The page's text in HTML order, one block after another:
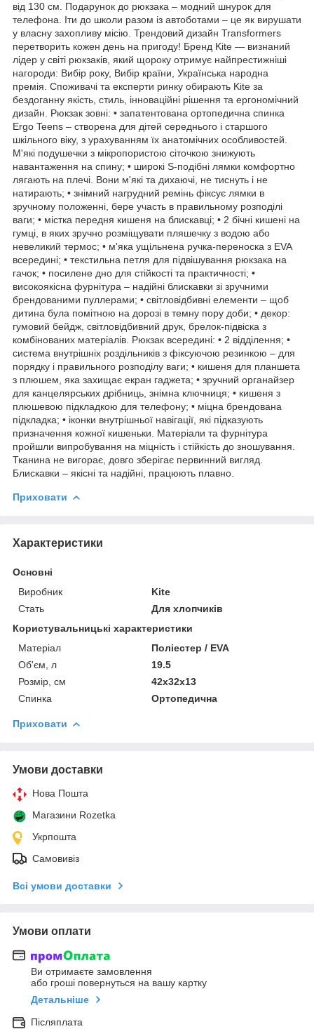
від 130 см. Подарунок до рюкзака – модний шнурок для
телефона. Іти до школи разом із автоботами – це як вирушати
у власну захопливу місію. Трендовий дизайн Transformers
перетворить кожен день на пригоду! Бренд Kite — визнаний
лідер у світі рюкзаків, який щороку отримує найпрестижніші
нагороди: Вибір року, Вибір країни, Українська народна
премія. Споживачі та експерти ринку обирають Kite за
бездоганну якість, стиль, інноваційні рішення та ергономічний
дизайн. Рюкзак зовні: • запатентована ортопедична спинка
Ergo Teens – створена для дітей середнього і старшого
шкільного віку, з урахуванням їх анатомічних особливостей.
М'які подушечки з мікропористою сіточкою знижують
навантаження на спину; • широкі S-подібні лямки комфортно
лягають на плечі. Вони м'які та дихаючі, не тиснуть і не
натирають; • знімний нагрудний ремінь фіксує лямки в
зручному положенні, бере участь в правильному розподілі
ваги; • містка передня кишеня на блискавці; • 2 бічні кишені на
гумці, в яких зручно розміщувати пляшечку з водою або
невеликий термос; • м'яка ущільнена ручка-переноска з EVA
всередині; • текстильна петля для підвішування рюкзака на
гачок; • посилене дно для стійкості та практичності; •
високоякісна фурнітура – надійні блискавки зі зручними
брендованими пуллерами; • світловідбивні елементи – щоб
дитина була помітною на дорозі в темну пору доби; • декор:
гумовий бейдж, світловідбивний друк, брелок-підвіска з
комбінованих матеріалів. Рюкзак всередині: • 2 відділення; •
система внутрішніх роздільників з фіксуючою резинкою – для
порядку і правильного розподілу ваги; • кишеня для планшета
з плюшем, яка захищає екран гаджета; • зручний органайзер
для канцелярських дрібниць, знімна ключниця; • кишеня з
плюшевою підкладкою для телефону; • міцна брендована
підкладка; • іконки внутрішньої навігації, які підказують
призначення кожної кишеньки. Матеріали та фурнітура
пройшли випробування на міцність і стійкість до зношування.
Тканина не вигорає, довго зберігає первинний вигляд.
Блискавки – якісні та надійні, працюють плавно.
Приховати
Характеристики
Основні
Виробник
Kite
Стать
Для хлопчиків
Користувальницькі характеристики
Матеріал
Поліестер / EVA
Об'єм, л
19.5
Розмір, см
42x32x13
Спинка
Ортопедична
Приховати
Умови доставки
Нова Пошта
Магазини Rozetka
Укрпошта
Самовивіз
Всі умови доставки
Умови оплати
Ви отримаєте замовлення
або гроші повернуться на вашу картку
Детальніше
Післяплата